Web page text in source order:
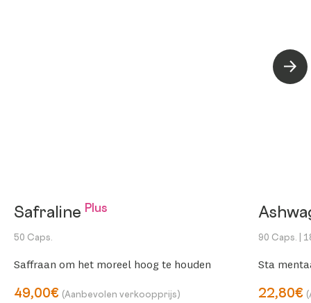
Safraline Plus
50 Caps.
Saffraan om het moreel hoog te houden
49,00€ (Aanbevolen verkoopprijs)
90 Caps. |
Sta
22,80€